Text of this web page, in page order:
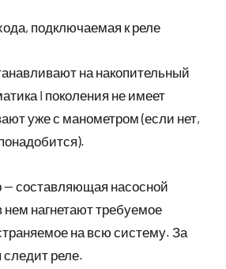
подключаемая к реле
на накопительный
I поколения не имеет
уже с манометром (если нет,
— составляющая насосной
нагнетают требуемое
на всю систему. За
реле.